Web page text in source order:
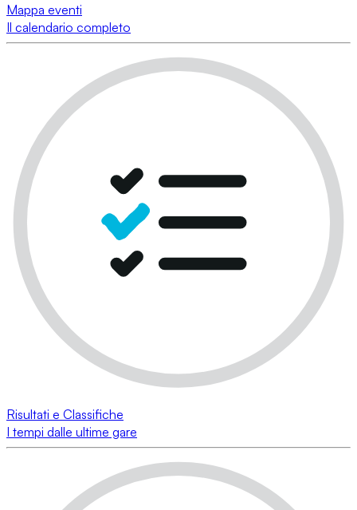
Mappa eventi
Il calendario completo
Risultati e Classifiche
I tempi dalle ultime gare